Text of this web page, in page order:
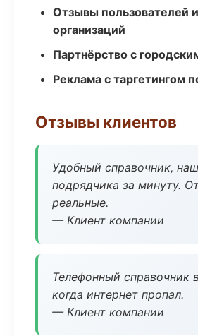
Отзывы пользователей
организаций
Партнёрство с
Реклама с таргетингом
Отзывы клиентов
Удобный справочник,
подрядчика за минуту.
реальные.
— Клиент компании
Телефонный справочник
когда интернет пропал.
— Клиент компании